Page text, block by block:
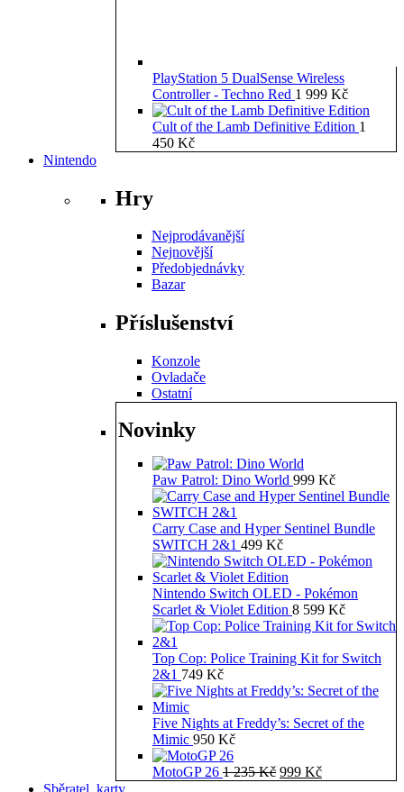
PlayStation 5 DualSense Wireless
Controller - Techno Red 1 999 Kč
Cult of the Lamb Definitive Edition 1
450 Kč
Nintendo
Hry
Nejprodávanější
Nejnovější
Předobjednávky
Bazar
Příslušenství
Konzole
Ovladače
Ostatní
Novinky
Paw Patrol: Dino World 999 Kč
Carry Case and Hyper Sentinel Bundle
SWITCH 2&1 499 Kč
Nintendo Switch OLED - Pokémon
Scarlet & Violet Edition 8 599 Kč
Top Cop: Police Training Kit for Switch
2&1 749 Kč
Five Nights at Freddy’s: Secret of the
Mimic 950 Kč
MotoGP 26 1 235Kč Původní
999 KčAktuální